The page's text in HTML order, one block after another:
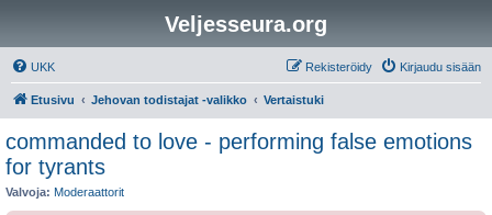
Veljesseura.org
UKK Kirjaudu sisään
Rekisteröidy
Etusivu Jehovan todistajat -valikko Vertaistuki
commanded to love - performing false emotions
for tyrants
Valvoja: Moderaattorit